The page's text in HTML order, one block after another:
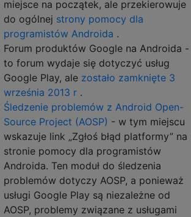
miejsce na początek, ale przekierowuje
do ogólnej strony pomocy dla
programistów Androida .
Forum produktów Google na Androida -
to forum wydaje się dotyczyć usług
Google Play, ale zostało zamknięte 3
września 2013 r .
Śledzenie problemów z Android Open-
Source Project (AOSP) - w tym miejscu
wskazuje link „Zgłoś błąd platformy” na
stronie pomocy dla programistów
Androida. Ten moduł do śledzenia
problemów dotyczy AOSP, a ponieważ
usługi Google Play są niezależne od
AOSP, problemy związane z usługami